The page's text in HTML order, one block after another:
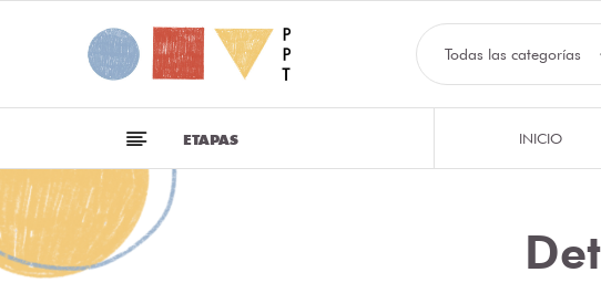
Todas las categorías
ETAPAS INICIO